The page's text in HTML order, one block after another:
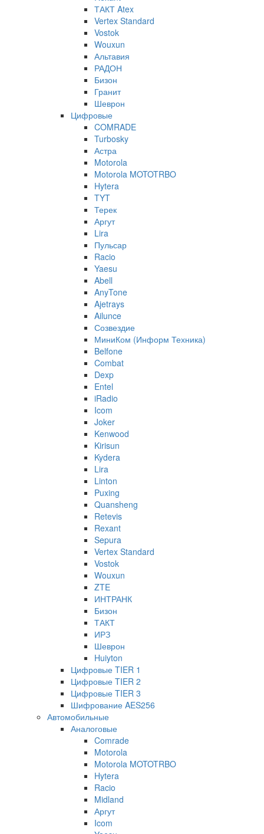
ТАКТ Atex
Vertex Standard
Vostok
Wouxun
Альтавия
РАДОН
Бизон
Гранит
Шеврон
Цифровые
COMRADE
Turbosky
Астра
Motorola
Motorola MOTOTRBO
Hytera
TYT
Терек
Аргут
Lira
Пульсар
Racio
Yaesu
Abell
AnyTone
Ajetrays
Ailunce
Созвездие
МиниКом (Информ Техника)
Belfone
Combat
Dexp
Entel
iRadio
Icom
Joker
Kenwood
Kirisun
Kydera
Lira
Linton
Puxing
Quansheng
Retevis
Rexant
Sepura
Vertex Standard
Vostok
Wouxun
ZTE
ИНТРАНК
Бизон
ТАКТ
ИРЗ
Шеврон
Huiyton
Цифровые TIER 1
Цифровые TIER 2
Цифровые TIER 3
Шифрование AES256
Автомобильные
Аналоговые
Comrade
Motorola
Motorola MOTOTRBO
Hytera
Racio
Midland
Аргут
Icom